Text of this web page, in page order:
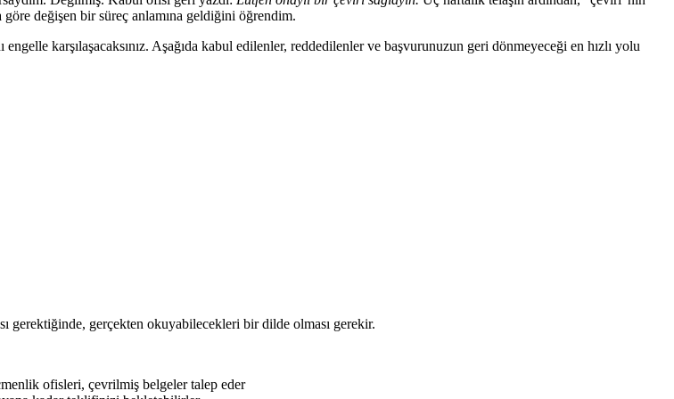
değişen bir süreç anlamına geldiğini öğrendim.
karşılaşacaksınız. Aşağıda kabul edilenler, reddedilenler ve başvurunuzun geri dönmeyeceği en hızlı yolu
gerektiğinde, gerçekten okuyabilecekleri bir dilde olması gerekir.
ofisleri, çevrilmiş belgeler talep eder